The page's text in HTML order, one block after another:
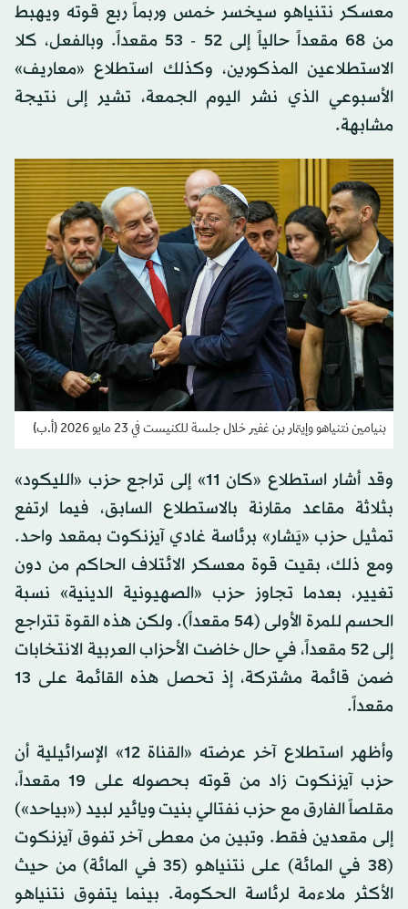
معسكر نتنياهو سيخسر خمس وربماً ربع قوته ويهبط
من 68 مقعداً حالياً إلى 52 - 53 مقعداً. وبالفعل، كلا
الاستطلاعين المذكورين، وكذلك استطلاع «معاريف»
الأسبوعي الذي نشر اليوم الجمعة، تشير إلى نتيجة
مشابهة.
بنيامين نتنياهو وإيتمار بن غفير خلال جلسة للكنيست في 23 مايو 2026 (أ.ب)
وقد أشار استطلاع «كان 11» إلى تراجع حزب «الليكود»
بثلاثة مقاعد مقارنة بالاستطلاع السابق، فيما ارتفع
تمثيل حزب «يَشار» برئاسة غادي آيزنكوت بمقعد واحد.
ومع ذلك، بقيت قوة معسكر الائتلاف الحاكم من دون
تغيير، بعدما تجاوز حزب «الصهيونية الدينية» نسبة
الحسم للمرة الأولى (54 مقعداً). ولكن هذه القوة تتراجع
إلى 52 مقعداً، في حال خاضت الأحزاب العربية الانتخابات
ضمن قائمة مشتركة، إذ تحصل هذه القائمة على 13
مقعداً.
وأظهر استطلاع آخر عرضته «القناة 12» الإسرائيلية أن
حزب آيزنكوت زاد من قوته بحصوله على 19 مقعداً،
مقلصاً الفارق مع حزب نفتالي بنيت ويائير لبيد («بياحد»)
إلى مقعدين فقط. وتبين من معطى آخر تفوق آيزنكوت
(38 في المائة) على نتنياهو (35 في المائة) من حيث
الأكثر ملاءمة لرئاسة الحكومة. بينما يتفوق نتنياهو